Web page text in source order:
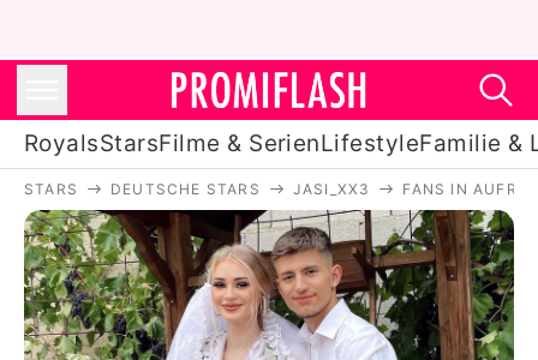
RoyalsStarsFilme & SerienLifestyleFamilie &
Royals
Stars
Filme & Serien
STARS DEUTSCHE STARS JASI_XX3 FANS IN